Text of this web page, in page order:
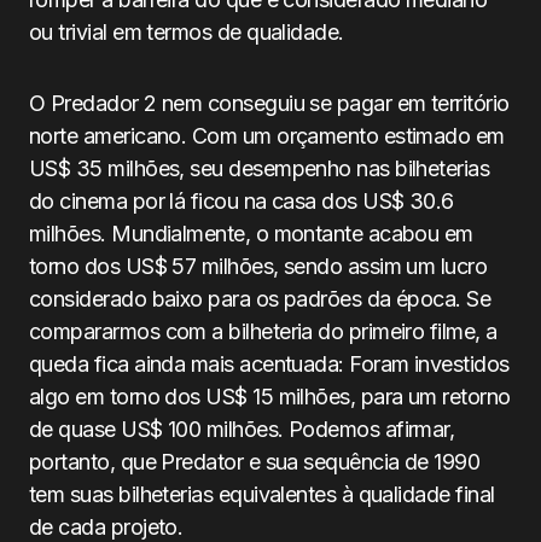
ou trivial em termos de qualidade.
O Predador 2 nem conseguiu se pagar em território
norte americano. Com um orçamento estimado em
US$ 35 milhões, seu desempenho nas bilheterias
do cinema por lá ficou na casa dos US$ 30.6
milhões. Mundialmente, o montante acabou em
torno dos US$ 57 milhões, sendo assim um lucro
considerado baixo para os padrões da época. Se
compararmos com a bilheteria do primeiro filme, a
queda fica ainda mais acentuada: Foram investidos
algo em torno dos US$ 15 milhões, para um retorno
de quase US$ 100 milhões. Podemos afirmar,
portanto, que Predator e sua sequência de 1990
tem suas bilheterias equivalentes à qualidade final
de cada projeto.